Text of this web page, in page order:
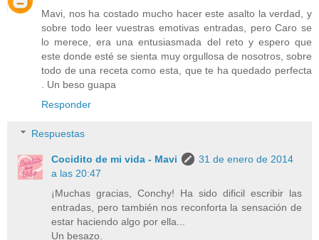
Mavi, nos ha costado mucho hacer este asalto la verdad, y
sobre todo leer vuestras emotivas entradas, pero Caro se
lo merece, era una entusiasmada del reto y espero que
este donde esté se sienta muy orgullosa de nosotros, sobre
todo de una receta como esta, que te ha quedado perfecta
. Un beso guapa
Responder
Respuestas
Cocidito de mi vida - Mavi
31 de enero de 2014
a las 20:47
¡Muchas gracias, Conchy! Ha sido dificil escribir las
entradas, pero también nos reconforta la sensación de
estar haciendo algo por ella...
Un besazo.